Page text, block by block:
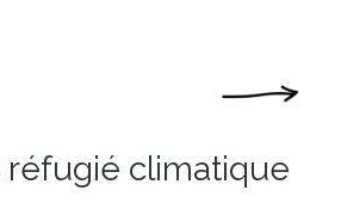
réfugié climatique